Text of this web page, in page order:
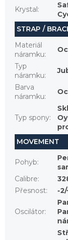
Krystal :
STRAP /
Materiál
náramku:
Typ
náramku:
Barva
náramku:
Typ spony:
MOVEMENT
Pohyb:
Calibre:
Přesnost: -
Oscilátor: